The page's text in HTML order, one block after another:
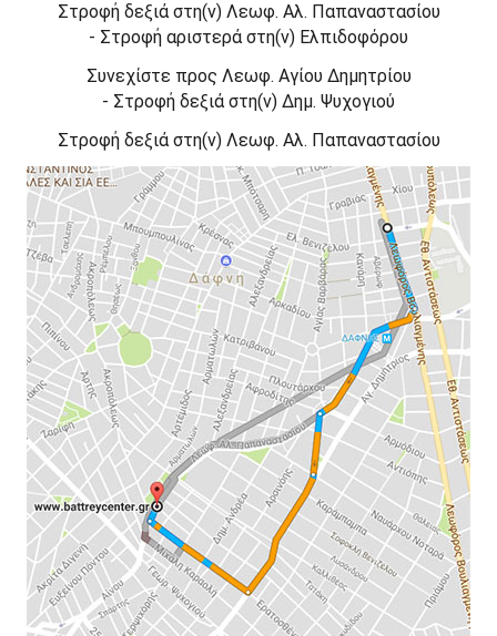
Στροφή δεξιά στη(ν) Λεωφ. Αλ. Παπαναστασίου
- Στροφή αριστερά στη(ν) Ελπιδοφόρου
Συνεχίστε προς Λεωφ. Αγίου Δημητρίου
- Στροφή δεξιά στη(ν) Δημ. Ψυχογιού
Στροφή δεξιάστη(ν) Λεωφ. Αλ. Παπαναστασίου